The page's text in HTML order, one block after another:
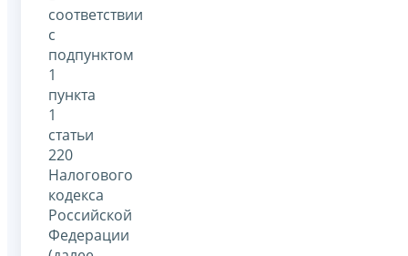
соответствии
с
подпунктом
1
пункта
1
статьи
220
Налогового
кодекса
Российской
Федерации